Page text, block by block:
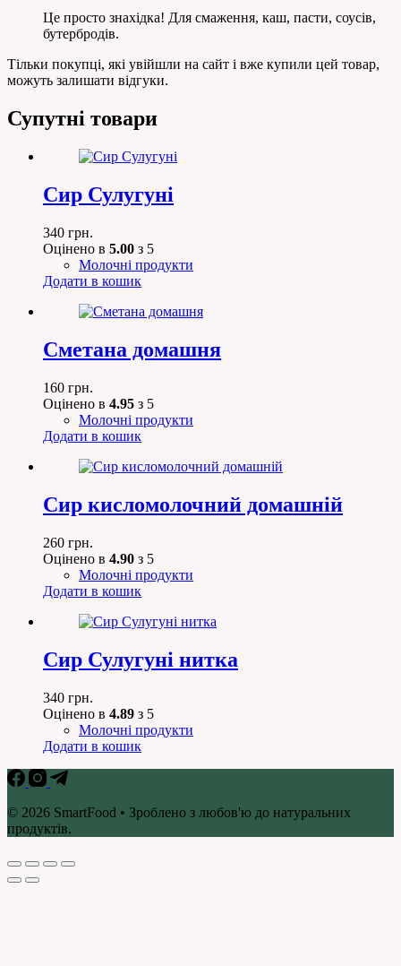
Це просто знахідка! Для смаження, каш, пасти, соусів,
бутербродів.
Тільки покупці, які увійшли на сайт і вже купили цей товар,
можуть залишати відгуки.
Супутні товари
Сир Сулугуні
340 грн.
Оцінено в 5.00 з 5
Молочні продукти
Додати в кошик
Сметана домашня
160 грн.
Оцінено в 4.95 з 5
Молочні продукти
Додати в кошик
Сир кисломолочний домашній
260 грн.
Оцінено в 4.90 з 5
Молочні продукти
Додати в кошик
Сир Сулугуні нитка
340 грн.
Оцінено в 4.89 з 5
Молочні продукти
Додати в кошик
© 2026 SmartFood • Зроблено з любов'ю до натуральних
продуктів.